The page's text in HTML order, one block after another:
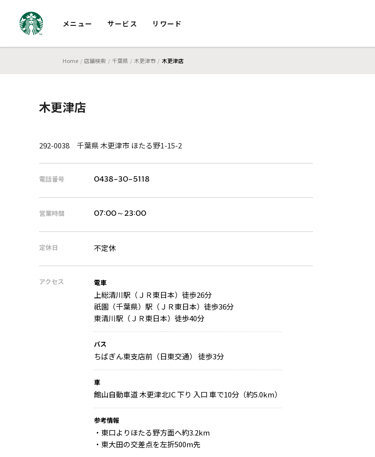
メニュー サービス リワード
Home 店舗検索 千葉県 木更津市 木更津店
木更津店
292-0038 千葉県 木更津市 ほたる野1-15-2
電話番号 0438-30-5118
営業時間 07:00～23:00
定休日 不定休
アクセス 電車
上総清川駅（ＪＲ東日本）徒歩26分
祇園（千葉県）駅（ＪＲ東日本）徒歩36分
東清川駅（ＪＲ東日本）徒歩40分
バス
ちばぎん東支店前（日東交通） 徒歩3分
車
館山自動車道 木更津北IC 下り 入口 車で10分（約5.0km）
参考情報
・東口よりほたる野方面へ約3.2km
・東大田の交差点を左折500m先